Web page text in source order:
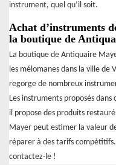
instrument, quel qu’il soit.
Achat d’instruments
la boutique de
La boutique de Antiquaire
les mélomanes dans la ville de
regorge de nombreux
Les instruments proposés
il propose des produits
Mayer peut estimer la valeur
réparer à des tarifs
contactez-le !